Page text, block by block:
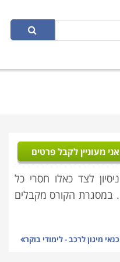
אני מעוניין לקבל פרטים
לצד כאלו חסרי כל
במסגרת הקורס מקבלים
מיגון לרכב - לימודי בוקר